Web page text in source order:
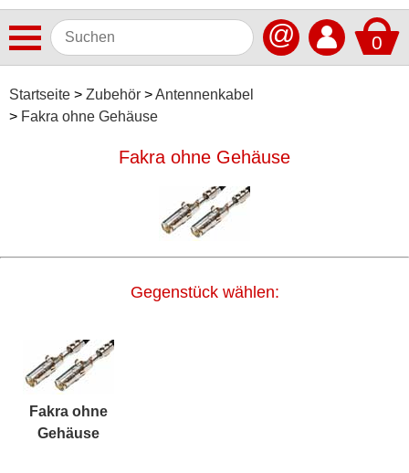
0
@
Startseite Zubehör
Antennenkabel
Fakra ohne Gehäuse
Autoradios
Navigationssoftware
Navigationssysteme
Rückfahrsysteme
Fakra ohne Gehäuse
Gegenstück wählen:
Fakra ohne
Gehäuse